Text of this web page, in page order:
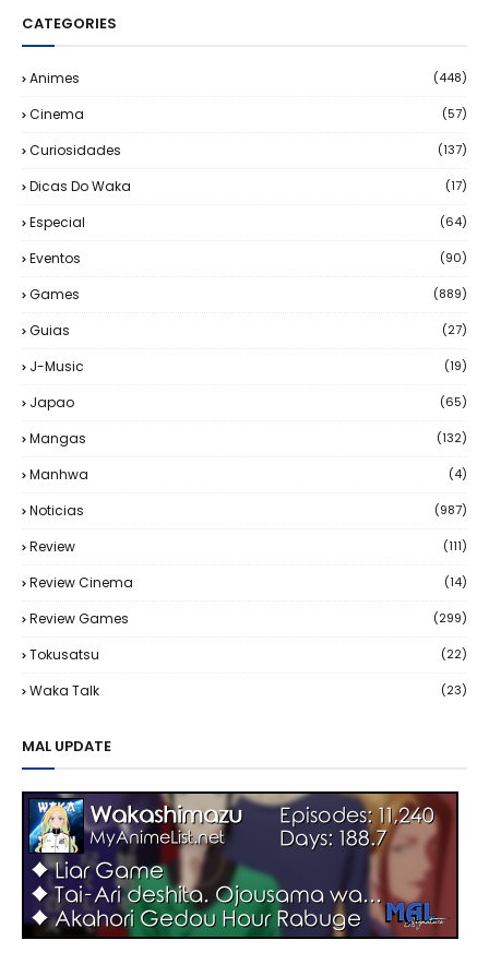
CATEGORIES
Animes (448)
Cinema (57)
Curiosidades (137)
Dicas Do Waka (17)
Especial (64)
Eventos (90)
Games (889)
Guias (27)
J-Music (19)
Japao (65)
Mangas (132)
Manhwa (4)
Noticias (987)
Review (111)
Review Cinema (14)
Review Games (299)
Tokusatsu (22)
Waka Talk (23)
MAL UPDATE